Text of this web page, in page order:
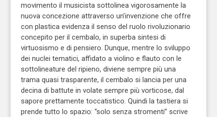
movimento il musicista sottolinea vigorosamente la
nuova concezione attraverso un’invenzione che offre
con plastica evidenza il senso del ruolo rivoluzionario
concepito per il cembalo, in superba sintesi di
virtuosismo e di pensiero. Dunque, mentre lo sviluppo
dei nuclei tematici, affidato a violino e flauto con le
sottolineature del ripieno, diviene sempre più una
trama quasi trasparente, il cembalo si lancia per una
decina di battute in volate sempre più vorticose, dal
sapore prettamente toccatistico. Quindi la tastiera si
prende tutto lo spazio: “solo senza stromenti” scrive